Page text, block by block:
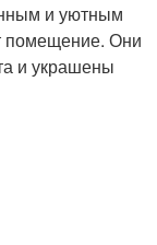
и уютным
помещение. Они
и украшены